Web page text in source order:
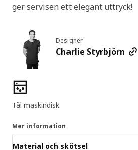
ger servisen ett elegant uttryck!
Designer
Charlie Styrbjörn
Produktens egenskaper
Tål maskindisk
Mer information
Material och skötsel